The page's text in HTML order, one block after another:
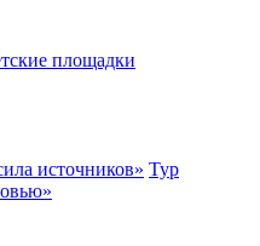
площадки
источников» Тур